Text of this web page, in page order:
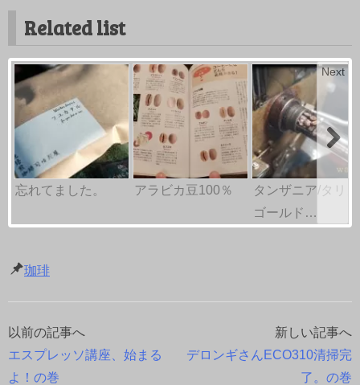
Related list
忘れてました。 アラビカ豆100％
タンザニア/タリメ
ゴールド…
Next
珈琲
投
稿
以前の記事へ
エスプレッソ講座、始まる
よ！の巻
新しい記事へ
デロンギさんECO310清掃完
了。の巻